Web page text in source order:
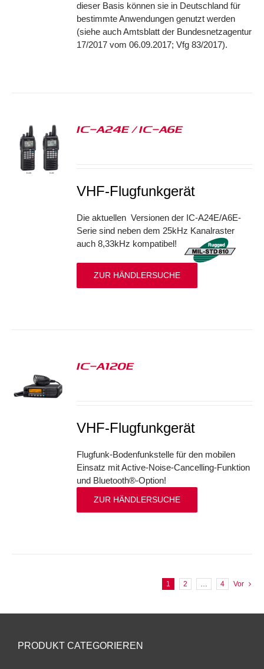
dieser Basis können sie in Deutschland für
bestimmte Anwendungen genutzt werden
(siehe auch Amtsblatt der Bundesnetzagentur
17/2017 vom 06.09.2017; Vfg 83/2017).
IC-A24E / IC-A6E
VHF-Flugfunkgerät
Die aktuellen Versionen der IC-A24E/A6E-
Serie sind neben dem 25kHz Kanalraster
auch 8,33kHz kompatibel!
ZUR HÄNDLERSUCHE
IC-A120E
VHF-Flugfunkgerät
Flugfunk-Bodenfunkstelle für den mobilen
Einsatz mit Active-Noise-Cancelling-Funktion
und Bluetooth®-Option!
ZUR HÄNDLERSUCHE
1 2 … 4 Vor
PRODUKT CATEGORIEREN